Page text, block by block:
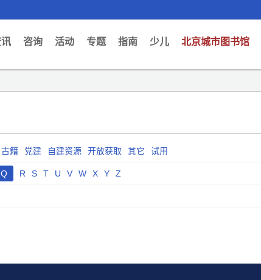
咨询 活动 专题 指南 少儿 北京城市图书馆
古籍 党建 自建资源 开放获取 其它 试用
Q R S T U V W X Y Z